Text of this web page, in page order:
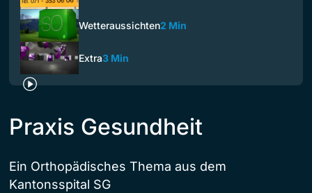
Wetteraussichten2 Min
Extra3 Min
Praxis Gesundheit
Ein Orthopädisches Thema aus dem
Kantonsspital SG